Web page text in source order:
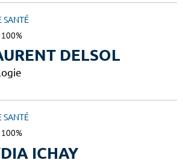
SANTÉ
100%
DELSOL
SANTÉ
100%
ICHAY